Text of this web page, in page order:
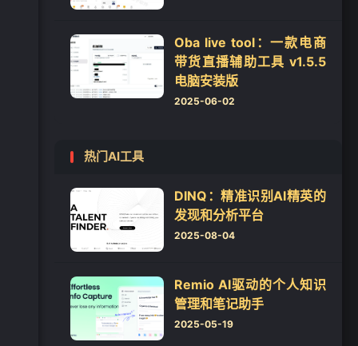
Oba live tool：一款电商
带货直播辅助工具 v1.5.5
电脑安装版
2025-06-02
热门AI工具
DINQ：精准识别AI精英的
发现和分析平台
2025-08-04
Remio AI驱动的个人知识
管理和笔记助手
2025-05-19